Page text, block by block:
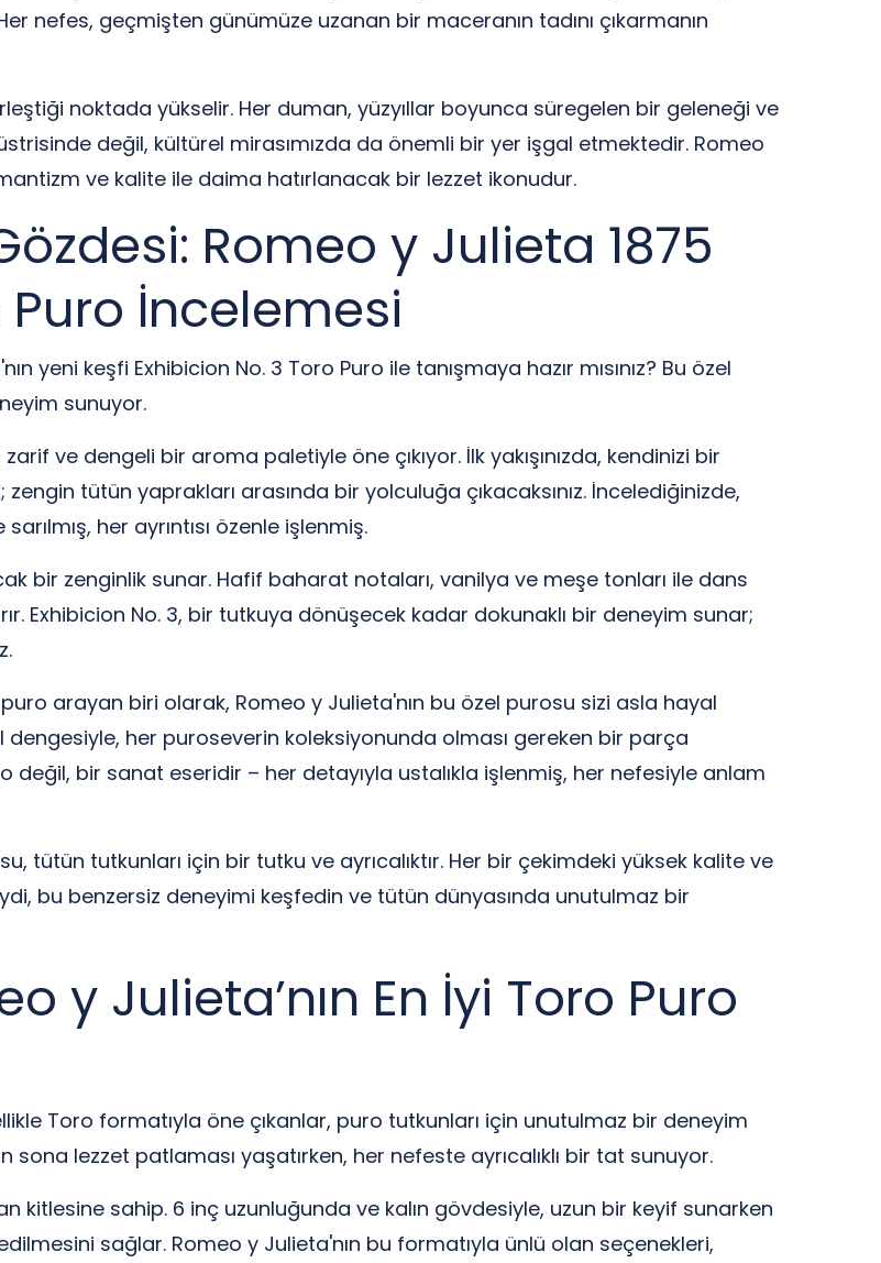
nefes, geçmişten günümüze uzanan bir maceranın tadını çıkarmanın
noktada yükselir. Her duman, yüzyıllar boyunca süregelen bir geleneği ve
değil, kültürel mirasımızda da önemli bir yer işgal etmektedir. Romeo
ve kalite ile daima hatırlanacak bir lezzet ikonudur.
Romeo y Julieta 1875
Puro İncelemesi
yeni keşfi Exhibicion No. 3 Toro Puro ile tanışmaya hazır mısınız? Bu özel
sunuyor.
ve dengeli bir aroma paletiyle öne çıkıyor. İlk yakışınızda, kendinizi bir
tütün yaprakları arasında bir yolculuğa çıkacaksınız. İncelediğinizde,
her ayrıntısı özenle işlenmiş.
bir zenginlik sunar. Hafif baharat notaları, vanilya ve meşe tonları ile dans
Exhibicion No. 3, bir tutkuya dönüşecek kadar dokunaklı bir deneyim sunar;
arayan biri olarak, Romeo y Julieta'nın bu özel purosu sizi asla hayal
dengesiyle, her puroseverin koleksiyonunda olması gereken bir parça
değil, bir sanat eseridir – her detayıyla ustalıkla işlenmiş, her nefesiyle anlam
tütün tutkunları için bir tutku ve ayrıcalıktır. Her bir çekimdeki yüksek kalite ve
bu benzersiz deneyimi keşfedin ve tütün dünyasında unutulmaz bir
y Julieta’nın En İyi Toro Puro
Toro formatıyla öne çıkanlar, puro tutkunları için unutulmaz bir deneyim
lezzet patlaması yaşatırken, her nefeste ayrıcalıklı bir tat sunuyor.
kitlesine sahip. 6 inç uzunluğunda ve kalın gövdesiyle, uzun bir keyif sunarken
sağlar. Romeo y Julieta'nın bu formatıyla ünlü olan seçenekleri,